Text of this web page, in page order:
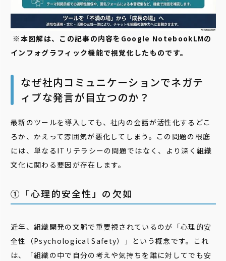
※本図解は、この記事の内容をGoogle NotebookLMの
インフォグラフィック機能で視覚化したものです。
なぜ社内コミュニケーションでネガテ
ィブな発言が目立つのか？
最新のツールを導入しても、社内の会話が活性化するどこ
ろか、かえって雰囲気が悪化してしまう。この問題の根底
には、単なるITリテラシーの問題ではなく、より深く組織
文化に関わる要因が存在します。
①「心理的安全性」の欠如
近年、組織開発の文脈で重要視されているのが「心理的安
全性（Psychological Safety）」という概念です。これ
は、「組織の中で自分の考えや気持ちを誰に対してでも安